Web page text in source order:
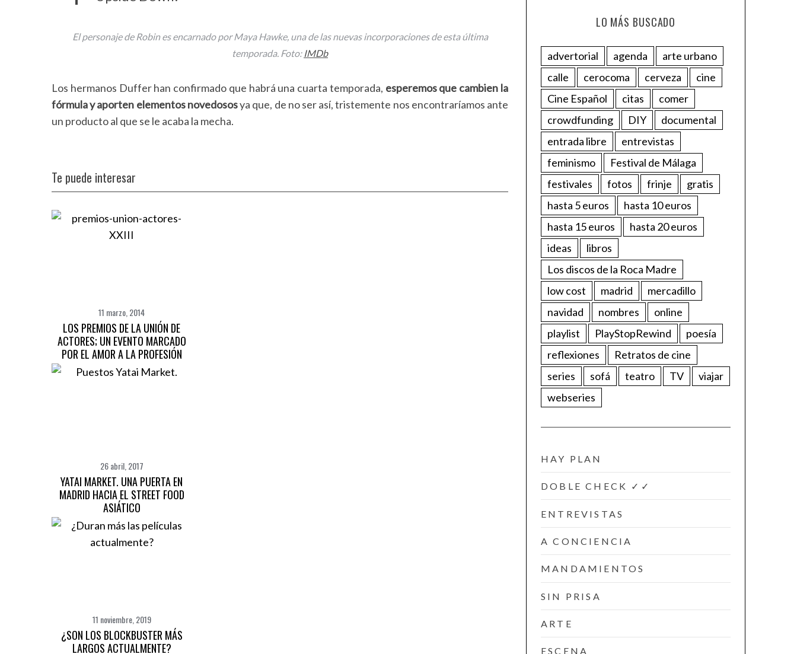
El personaje de Robin es encarnado por Maya Hawke, una de las nuevas incorporaciones de esta última
temporada. Foto: IMDb
Los hermanos Duffer han confirmado que habrá una cuarta temporada, esperemos que cambien la
fórmula y aporten elementos novedososya que, de no ser así, tristemente nos encontraríamos ante
un producto al que se le acaba la mecha.
Te puede interesar
11 marzo, 2014
LOS PREMIOS DE LA UNIÓN DE
ACTORES; UN EVENTO MARCADO
POR EL AMOR A LA PROFESIÓN
26 abril, 2017
YATAI MARKET. UNA PUERTA EN
MADRID HACIA EL STREET FOOD
ASIÁTICO
11 noviembre, 2019
¿SON LOS BLOCKBUSTER MÁS
LARGOS ACTUALMENTE?
LO MÁS BUSCADO
advertorial agenda
arte urbano
calle
cerocoma cerveza
cine
Cine Español
citas
comer
crowdfunding
DIY
documental
entrada libre
entrevistas
feminismo
Festival de Málaga
festivales
fotos frinje
gratis
hasta 5 euros
hasta 10 euros
hasta 15 euros
hasta 20 euros
ideas
libros
Los discos de la Roca Madre
low cost
madrid
mercadillo
navidad
nombres
online
playlist
PlayStopRewind
poesía
reflexiones
Retratos de cine
series
sofá teatro TV
viajar
webseries
HAY PLAN
DOBLE CHECK ✓✓
ENTREVISTAS
A CONCIENCIA
MANDAMIENTOS
SIN PRISA
ARTE
ESCENA